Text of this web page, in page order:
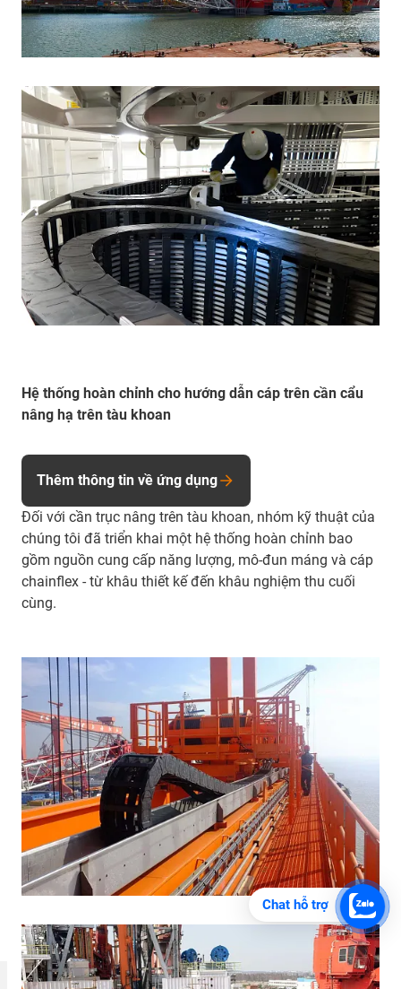
Hệ thống hoàn chỉnh cho hướng dẫn cáp trên cần cẩu
nâng hạ trên tàu khoan
Đối với cần trục nâng trên tàu khoan, nhóm kỹ thuật của
chúng tôi đã triển khai một hệ thống hoàn chỉnh bao
gồm nguồn cung cấp năng lượng, mô-đun máng và cáp
chainflex - từ khâu thiết kế đến khâu nghiệm thu cuối
cùng.
Thêm thông tin về ứng dụng
Chat hỗ trợ